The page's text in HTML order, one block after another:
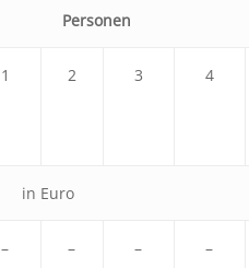
Personen
1 2 3 4
in Euro
– – – –